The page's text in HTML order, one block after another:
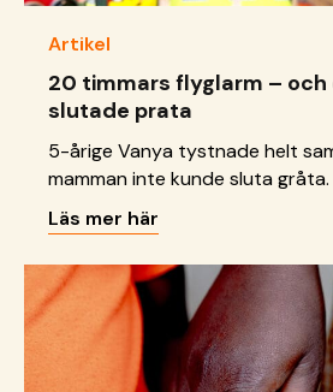
Artikel
20 timmars flyglarm – och
slutade prata
5-årige Vanya tystnade helt
mamman inte kunde sluta
Ukraina påverkar familjen.
Läs mer här